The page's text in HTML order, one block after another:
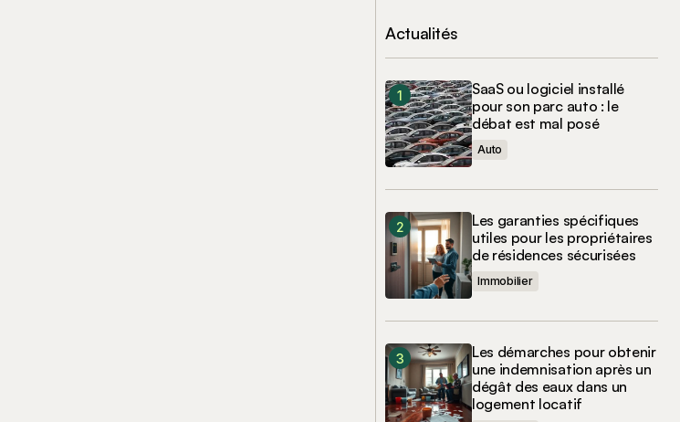
Actualités
SaaS ou logiciel installé
pour son parc auto : le
débat est mal posé
Auto
Les garanties spécifiques
utiles pour les propriétaires
de résidences sécurisées
Immobilier
Les démarches pour obtenir
une indemnisation après un
dégât des eaux dans un
logement locatif